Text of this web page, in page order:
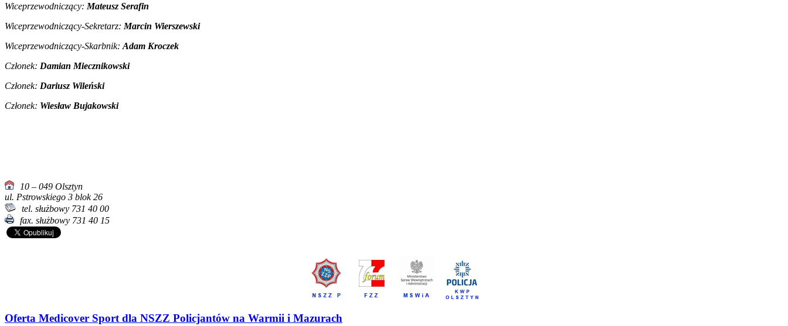
Wiceprzewodniczący: Mateusz Serafin
Wiceprzewodniczący-Sekretarz: Marcin Wierszewski
Wiceprzewodniczący-Skarbnik: Adam Kroczek
Członek: Damian Miecznikowski
Członek: Dariusz Wileński
Członek: Wiesław Bujakowski
10 – 049 Olsztyn
ul. Pstrowskiego 3 blok 26
tel. służbowy 731 40 00
fax. służbowy 731 40 15
Oferta Medicover Sport dla NSZZ Policjantów na Warmii i Mazurach